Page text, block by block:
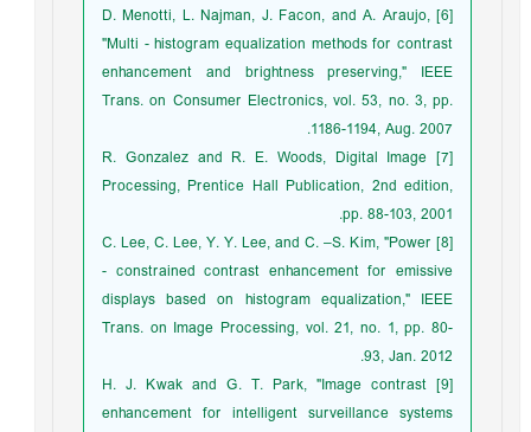
[6] D. Menotti, L. Najman, J. Facon, and A. Araujo,
"Multi - histogram equalization methods for contrast
enhancement and brightness preserving," IEEE
Trans. on Consumer Electronics, vol. 53, no. 3, pp.
1186-1194, Aug. 2007.
[7] R. Gonzalez and R. E. Woods, Digital Image
Processing, Prentice Hall Publication, 2nd edition,
pp. 88-103, 2001.
[8] C. Lee, C. Lee, Y. Y. Lee, and C. –S. Kim, "Power
- constrained contrast enhancement for emissive
displays based on histogram equalization," IEEE
Trans. on Image Processing, vol. 21, no. 1, pp. 80-
93, Jan. 2012.
[9] H. J. Kwak and G. T. Park, "Image contrast
enhancement for intelligent surveillance systems